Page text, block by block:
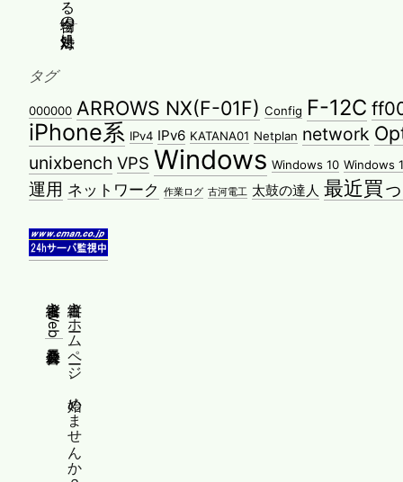
タグ
000000 ARROWS NX(F-01F) Config F-12C
iPhone系 IPv4 IPv6 KATANA01 Netplan network
unixbench VPS Windows Windows 10 Windows
運用 ネットワーク 作業ログ 古河電工 太鼓の達人 最近買
縦書きホームページ、始めませんか？
縦書きWeb普及委員会